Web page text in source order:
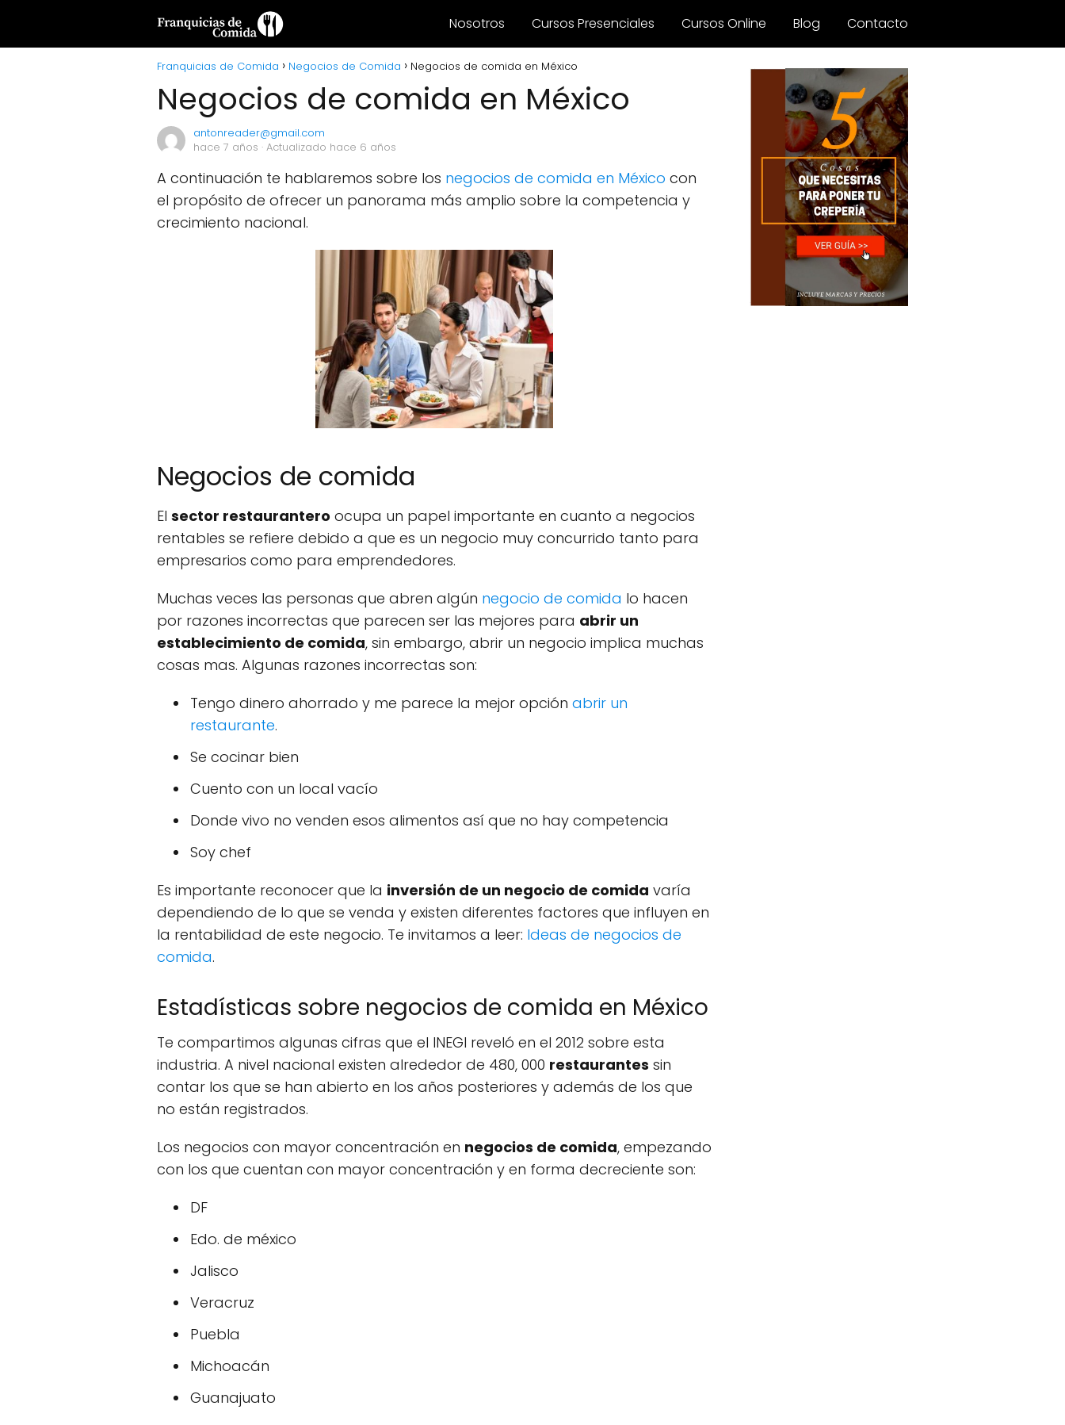
Nosotros Cursos Presenciales Cursos Online Blog Contacto
Franquicias de Comida Negocios de Comida Negocios de comida en México
Negocios de comida en México
antonreader@gmail.com
hace 7 años · Actualizado hace 6 años
A continuación te hablaremos sobre los negocios de comida en México con
el propósito de ofrecer un panorama más amplio sobre la competencia y
crecimiento nacional.
Negocios de comida
El sector restaurantero ocupa un papel importante en cuanto a negocios
rentables se refiere debido a que es un negocio muy concurrido tanto para
empresarios como para emprendedores.
Muchas veces las personas que abren algún negocio de comida lo hacen
por razones incorrectas que parecen ser las mejores para abrir un
establecimiento de comida, sin embargo, abrir un negocio implica muchas
cosas mas. Algunas razones incorrectas son:
Tengo dinero ahorrado y me parece la mejor opción abrir un
restaurante.
Se cocinar bien
Cuento con un local vacío
Donde vivo no venden esos alimentos así que no hay competencia
Soy chef
Es importante reconocer que la inversión de un negocio de comida varía
dependiendo de lo que se venda y existen diferentes factores que influyen en
la rentabilidad de este negocio. Te invitamos a leer: Ideas de negocios de
comida.
Estadísticas sobre negocios de comida en México
Te compartimos algunas cifras que el INEGI reveló en el 2012 sobre esta
industria. A nivel nacional existen alrededor de 480, 000 restaurantes sin
contar los que se han abierto en los años posteriores y además de los que
no están registrados.
Los negocios con mayor concentración en negocios de comida, empezando
con los que cuentan con mayor concentración y en forma decreciente son:
DF
Edo. de méxico
Jalisco
Veracruz
Puebla
Michoacán
Guanajuato